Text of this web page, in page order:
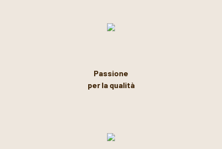
Passione
per la qualità